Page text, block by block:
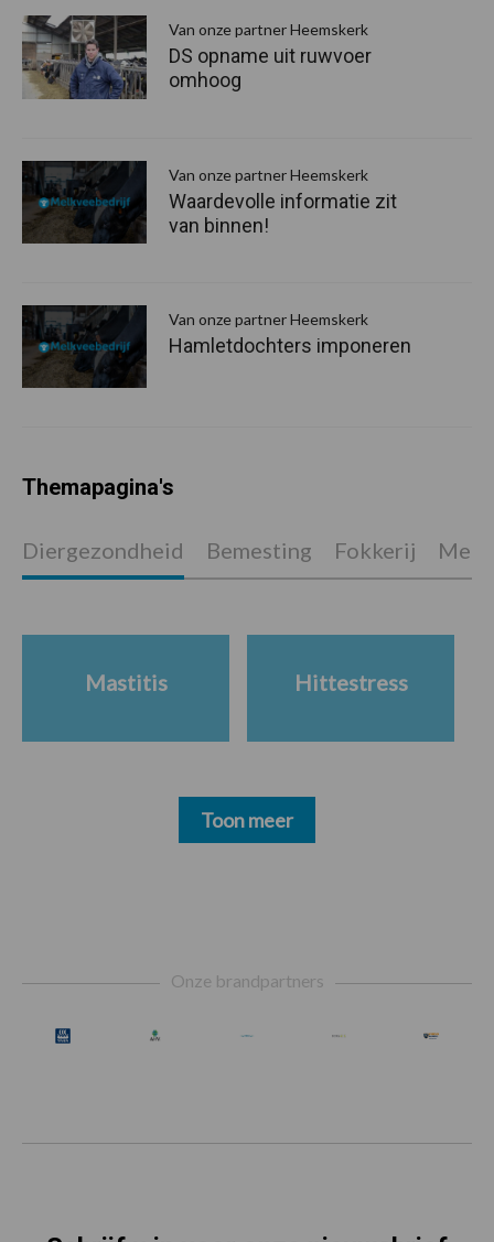
Van onze partner Heemskerk
DS opname uit ruwvoer
omhoog
Van onze partner Heemskerk
Waardevolle informatie zit
van binnen!
Van onze partner Heemskerk
Hamletdochters imponeren
Themapagina's
Diergezondheid Bemesting Fokkerij
Mastitis Hittestress
Toon meer
Onze brandpartners